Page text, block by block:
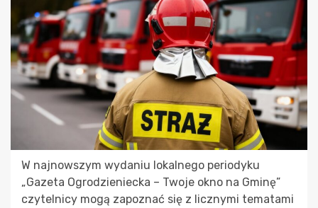
W najnowszym wydaniu lokalnego periodyku
„Gazeta Ogrodzieniecka – Twoje okno na Gminę”
czytelnicy mogą zapoznać się z licznymi tematami